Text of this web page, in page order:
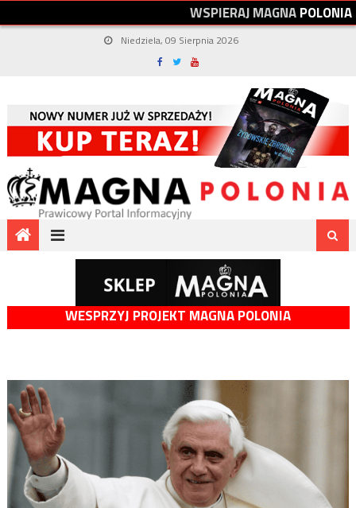
WSPIERAJMAGNAPOLONIA
Niedziela, 09 Sierpnia 2026
WESPRZYJ PROJEKT MAGNA POLONIA